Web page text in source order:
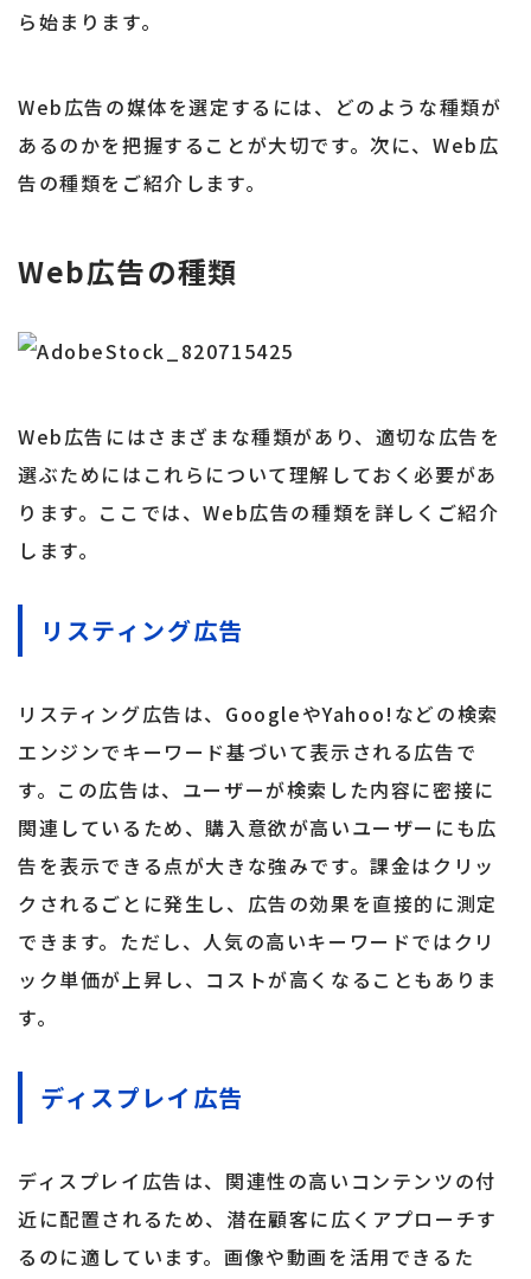
ら始まります。
Web広告の媒体を選定するには、どのような種類が
あるのかを把握することが大切です。次に、Web広
告の種類をご紹介します。
Web広告の種類
Web広告にはさまざまな種類があり、適切な広告を
選ぶためにはこれらについて理解しておく必要があ
ります。ここでは、Web広告の種類を詳しくご紹介
します。
リスティング広告
リスティング広告は、GoogleやYahoo!などの検索
エンジンでキーワード基づいて表示される広告で
す。この広告は、ユーザーが検索した内容に密接に
関連しているため、購入意欲が高いユーザーにも広
告を表示できる点が大きな強みです。課金はクリッ
クされるごとに発生し、広告の効果を直接的に測定
できます。ただし、人気の高いキーワードではクリ
ック単価が上昇し、コストが高くなることもありま
す。
ディスプレイ広告
ディスプレイ広告は、関連性の高いコンテンツの付
近に配置されるため、潜在顧客に広くアプローチす
るのに適しています。画像や動画を活用できるた